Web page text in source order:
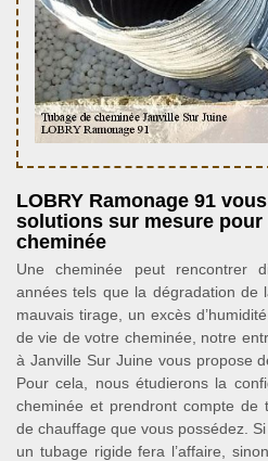
LOBRY Ramonage 91
solutions sur mesure pour
cheminée
Une cheminée peut rencontrer
années tels que la dégradation de
mauvais tirage, un excès
de vie de votre cheminée, notre
à Janville Sur Juine vous propose
Pour cela, nous étudierons la
cheminée et prendront compte de
de chauffage que vous possédez.
un tubage rigide fera l’affaire,